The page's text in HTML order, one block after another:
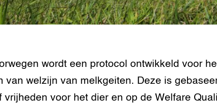
en infra
Aanpakken
Pigs
en
wordt een protocol ontwikkeld voor
van welzijn van melkgeiten. Deze is
vrijheden voor het dier en op de Welfare